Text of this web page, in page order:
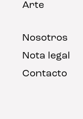
Arte
Nosotros
Nota legal
Contacto